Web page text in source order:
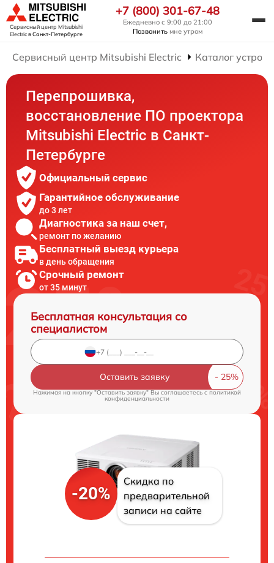
Сервисный центр Mitsubishi
Electricв Санкт-Петербурге
+7 (800) 301-67-48
Ежедневно с 9:00 до 21:00
Позвонить мне утром
Сервисный центр Mitsubishi Electric Каталог
Перепрошивка,
восстановление ПО проектора
Mitsubishi Electric в Санкт-
Петербурге
Официальный сервис
Гарантийное обслуживание
до 3 лет
Диагностика за наш счет,
ремонт по желанию
Бесплатный выезд курьера
в день обращения
Срочный ремонт
от 35 минут
Бесплатная консультация со
специалистом
Оставить заявку
Нажимая на кнопку "Оставить заявку" Вы соглашаетесь c политикой
конфиденциальности
-20%
Скидка по
предварительной
записи на сайте